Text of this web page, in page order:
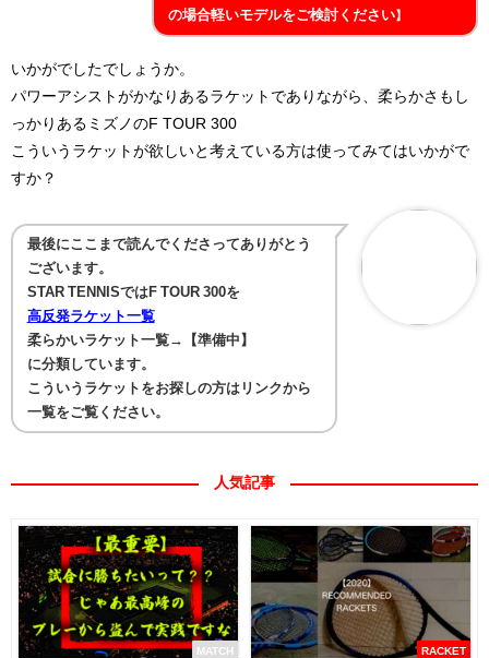
の場合軽いモデルをご検討ください】
いかがでしたでしょうか。
パワーアシストがかなりあるラケットでありながら、柔らかさもし
っかりあるミズノのF TOUR 300
こういうラケットが欲しいと考えている方は使ってみてはいかがで
すか？
最後にここまで読んでくださってありがとう
ございます。
STAR TENNISではF TOUR 300を
高反発ラケット一覧
柔らかいラケット一覧→【準備中】
に分類しています。
こういうラケットをお探しの方はリンクから
一覧をご覧ください。
人気記事
MATCH RACKET